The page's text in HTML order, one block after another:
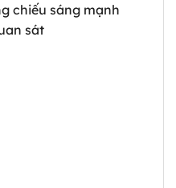
chiếu sáng mạnh
sát